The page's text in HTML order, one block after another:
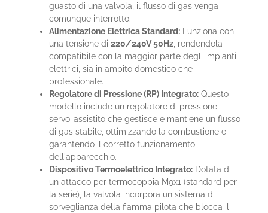
guasto di una valvola, il flusso di gas venga
comunque interrotto.
Alimentazione Elettrica Standard: Funziona con
una tensione di220/240V 50Hz , rendendola
compatibile con la maggior parte degli impianti
elettrici, sia in ambito domestico che
professionale.
Regolatore di Pressione (RP) Integrato: Questo
modello include un regolatore di pressione
servo-assistito che gestisce e mantiene un flusso
di gas stabile, ottimizzando la combustione e
garantendo il corretto funzionamento
dell'apparecchio.
Dispositivo Termoelettrico Integrato: Dotata di
un attacco per termocoppia M9x1 (standard per
la serie), la valvola incorpora un sistema di
sorveglianza della fiamma pilota che blocca il